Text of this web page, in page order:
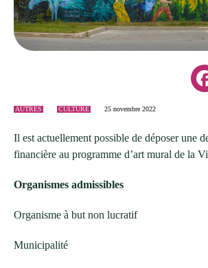
AUTRES CULTURE 25 novembre 2022
Il est actuellement possible de déposer une
financière au programme d’art mural de la
Organismes admissibles
Organisme à but non lucratif
Municipalité